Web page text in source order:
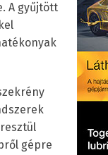
A gyűjtött
gépre